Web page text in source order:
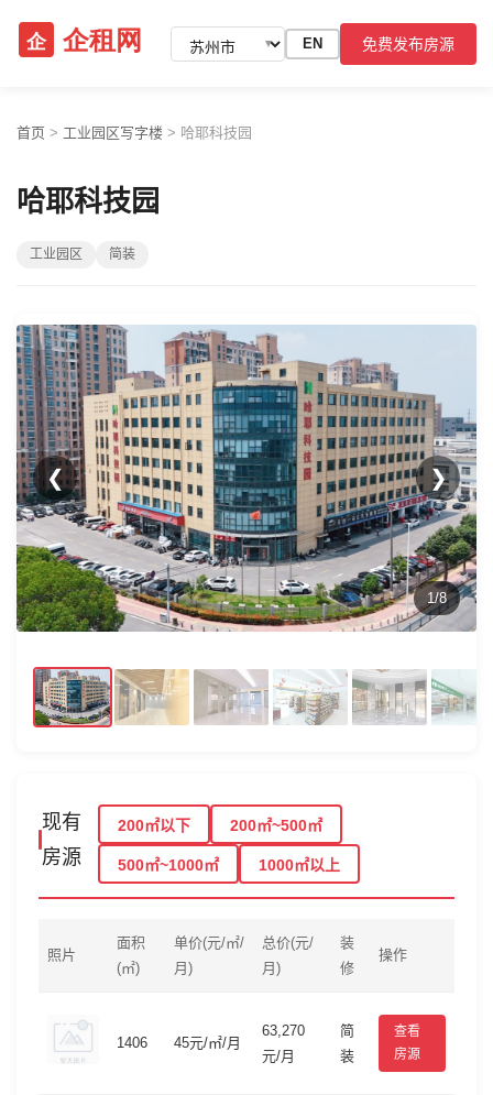
▼ EN 免费发布房源
首页 > 工业园区写字楼 > 哈耶科技园
哈耶科技园
工业园区 简装
❮ ❯
1/8
现有
房源
200㎡以下 200㎡~500㎡
500㎡~1000㎡ 1000㎡以上
照片
面积
(㎡)
单价(元/㎡/
月)
总价(元/
月)
装
修
操作
1406 45元/㎡/月
63,270
元/月
简
装
查看
房源